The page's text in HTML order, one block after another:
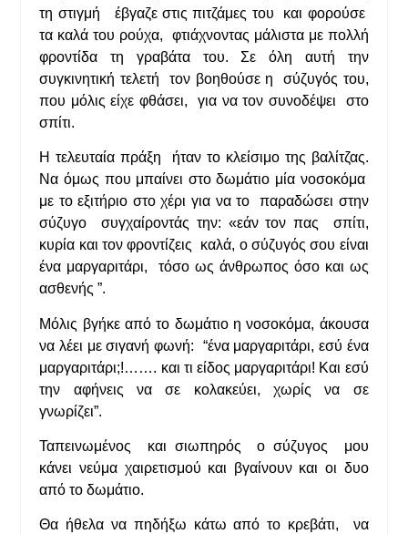
τη στιγμή έβγαζε στις πιτζάμες του και φορούσε
τα καλά του ρούχα, φτιάχνοντας μάλιστα με πολλή
φροντίδα τη γραβάτα του. Σε όλη αυτή την
συγκινητική τελετή τον βοηθούσε η σύζυγός του,
που μόλις είχε φθάσει, για να τον συνοδέψει στο
σπίτι.
Η τελευταία πράξη ήταν το κλείσιμο της βαλίτζας.
Να όμως που μπαίνει στο δωμάτιο μία νοσοκόμα
με το εξιτήριο στο χέρι για να το παραδώσει στην
σύζυγο συγχαίροντάς την: «εάν τον πας σπίτι,
κυρία και τον φροντίζεις καλά, ο σύζυγός σου είναι
ένα μαργαριτάρι, τόσο ως άνθρωπος όσο και ως
ασθενής ”.
Μόλις βγήκε από το δωμάτιο η νοσοκόμα, άκουσα
να λέει με σιγανή φωνή: “ένα μαργαριτάρι, εσύ ένα
μαργαριτάρι;!……. και τι είδος μαργαριτάρι! Και εσύ
την αφήνεις να σε κολακεύει, χωρίς να σε
γνωρίζει”.
Ταπεινωμένος και σιωπηρός ο σύζυγος μου
κάνει νεύμα χαιρετισμού και βγαίνουν και οι δυο
από το δωμάτιο.
Θα ήθελα να πηδήξω κάτω από το κρεβάτι, να